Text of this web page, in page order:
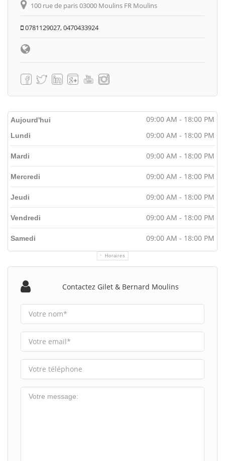
100 rue de paris 03000 Moulins FR Moulins
0781129027, 0470433924
Aujourd'hui 09:00 AM - 18:00 PM
Horaires
Lundi 09:00 AM - 18:00 PM
Mardi 09:00 AM - 18:00 PM
Mercredi 09:00 AM - 18:00 PM
Jeudi 09:00 AM - 18:00 PM
Vendredi 09:00 AM - 18:00 PM
Samedi 09:00 AM - 18:00 PM
Contactez Gilet & Bernard Moulins